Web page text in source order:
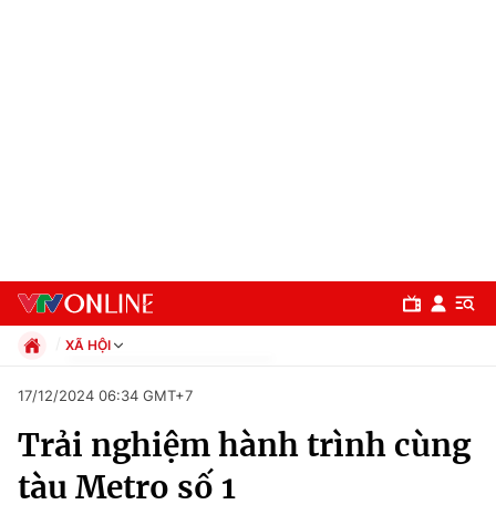
Chuyên mục
Chính trị
XÃ HỘI
Xã hội
Pháp luật
Kinh tế
Thể thao
17/12/2024 06:34 GMT+7
Trải nghiệm hành trình cùng
tàu Metro số 1